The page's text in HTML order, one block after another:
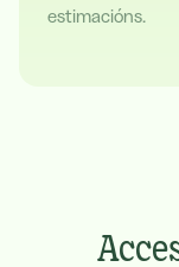
estimacións.